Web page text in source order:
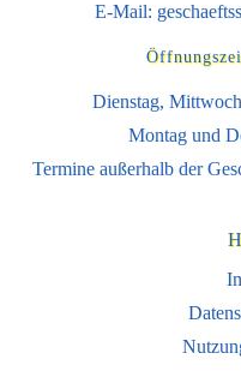
E-Mail:
Dienstag,
Montag und
Termine außerhalb der